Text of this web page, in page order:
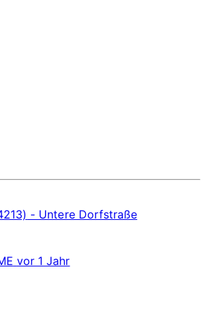
- Untere Dorfstraße
vor 1 Jahr